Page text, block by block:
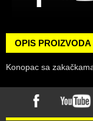
OPIS PROIZVODA
Konopac sa